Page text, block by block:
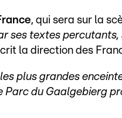
, qui sera sur la
ses textes
la direction des
plus grandes
Parc du Gaalgebierg